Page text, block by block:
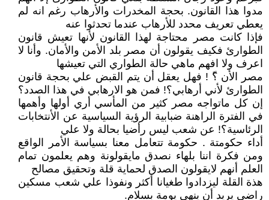
مدوا هذا القانون. بحجة المخدرات والأرهاب رغم انه لم
يعطي تعريف محدد للأرهاب عندما تحدثوا عنه
فإذا كانت مصر محتاجة لهذا القانون لأنها تعيش قانون
الطوارئ فكيف يقولون أن مصر بلد الأمن والأمان. وأنا لا
اعرف ولا افهم ماهي حالة الطواري التي تعيشها
مصر الأن ؟ّ ! فهل يعقل أن يتم القبض علي بحجة قانون
الطوارئ لأني أرهابي؟! فمن هو الارهابي في هذا الصدد؟
إن كل ماتواجه مصر كثير من المأسي أري أولها وأهمها
في الفترة الراهنة ضبابية الرؤية السياسية عن الأنتخابات
الرئاسية؟! عن شعب ليس رأضيا بحالة ولا علي
أداء حكومتة . حكومة تتعامل معنا بسياسة الأمر الواقع
ومن فكرة اننا بلهاء نصدق مايقولونة وهم يعلمون تمام
العلم أنهم لايقولون الصدق لحماية قلة وتحقيق مصالح
هذة القلة ليزدادوا طغيانا أكثر ونفوذا علي شعب مسكين
راضي يريد أن ينهي يومة بسلام.